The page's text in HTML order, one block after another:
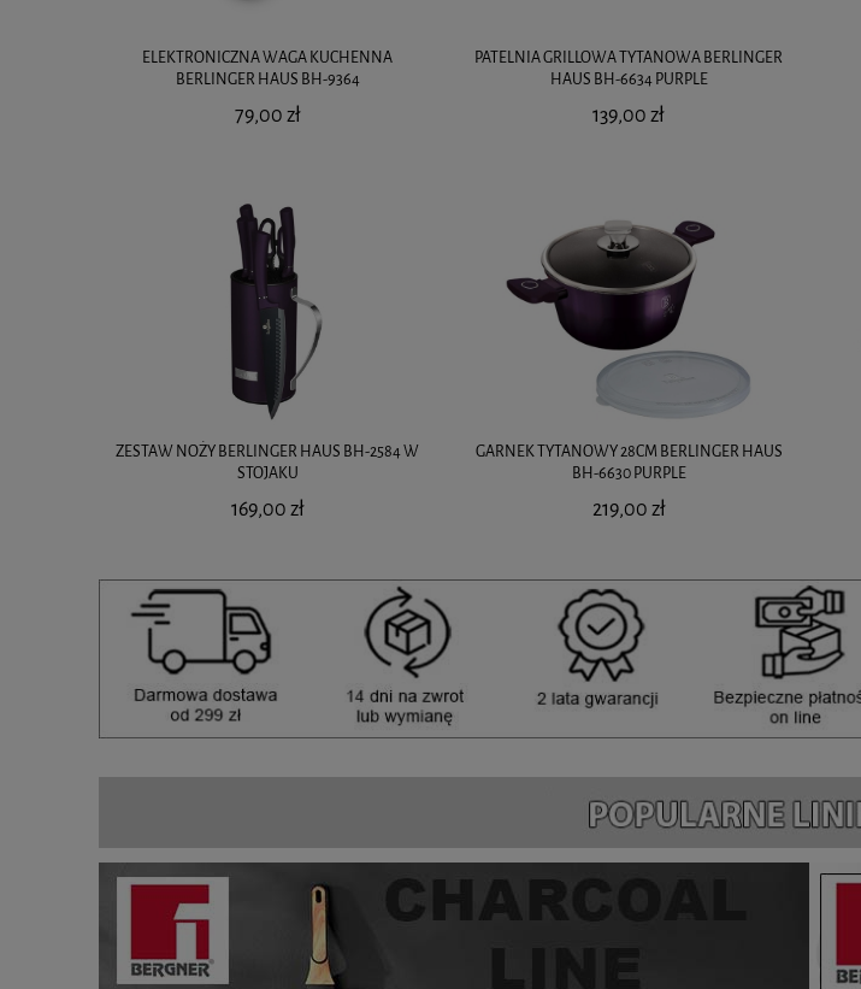
ELEKTRONICZNA WAGA KUCHENNA
BERLINGER HAUS BH-9364
79,00 zł
PATELNIA GRILLOWA TYTANOWA BERLINGER
HAUS BH-6634 PURPLE
139,00 zł
ZESTAW NOŻY BERLINGER HAUS BH-2584 W
STOJAKU
169,00 zł
GARNEK TYTANOWY 28CM BERLINGER HAUS
BH-6630 PURPLE
219,00 zł